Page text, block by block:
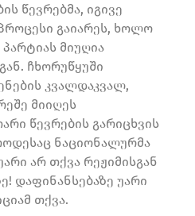
წევრებმა, იგივე
გაიარეს, ხოლო
მიუღია
ჩხორუწყუში
კვალდაკვალ,
მიიღეს
წევრების გარიცხვის
ნაციონალურმა
არ თქვა რეჟიმისგან
დაფინანსებაზე უარი
თქვა.